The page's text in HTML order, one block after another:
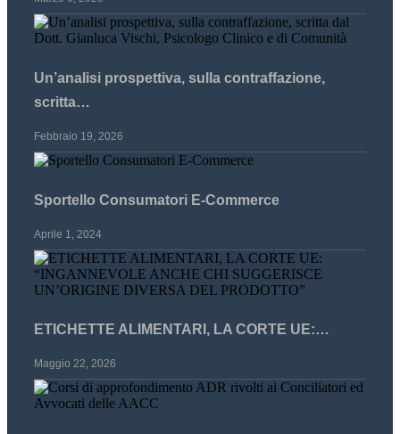
Un’analisi prospettiva, sulla contraffazione,
scritta…
Febbraio 19, 2026
Sportello Consumatori E-Commerce
Aprile 1, 2024
ETICHETTE ALIMENTARI, LA CORTE UE:…
Maggio 22, 2026